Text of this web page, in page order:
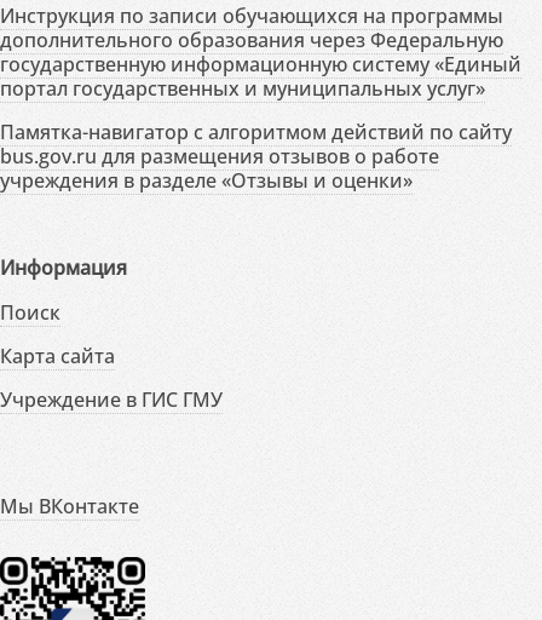
Инструкция по записи обучающихся на программы
дополнительного образования через Федеральную
государственную информационную систему «Единый
портал государственных и муниципальных услуг»
Памятка-навигатор с алгоритмом действий по сайту
bus.gov.ru для размещения отзывов о работе
учреждения в разделе «Отзывы и оценки»
Информация
Поиск
Карта сайта
Учреждение в ГИС ГМУ
Мы ВКонтакте